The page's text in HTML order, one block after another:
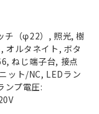
チ（φ22）, 照光, 樹
オルタネイト, ボタ
ねじ端子台, 接点
ット/NC, LEDラン
ンプ電圧: